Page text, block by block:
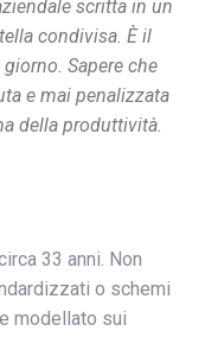
scritta in un
condivisa. È il
Sapere che
e mai penalizzata
della produttività.
33 anni. Non
o schemi
modellato sui